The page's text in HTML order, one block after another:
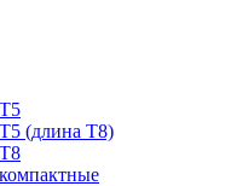
(длина T8)